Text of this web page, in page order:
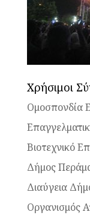
Χρήσιμοι
Ομοσπονδία
Βιοτεχνικό
Δήμος
Διαύγεια
Οργανισμός